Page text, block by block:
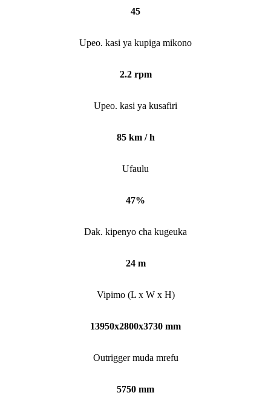
45
Upeo. kasi ya kupiga mikono
2.2 rpm
Upeo. kasi ya kusafiri
85 km / h
Ufaulu
47%
Dak. kipenyo cha kugeuka
24 m
Vipimo (L x W x H)
13950x2800x3730 mm
Outrigger muda mrefu
5750 mm